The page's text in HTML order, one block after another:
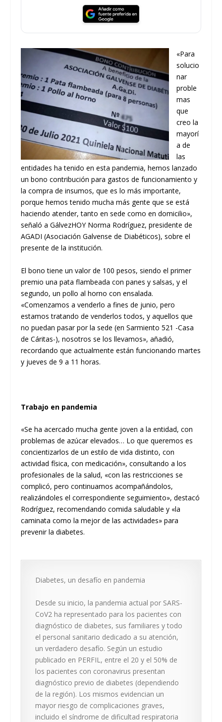
«Para
solucio
nar
proble
mas
que
creo la
mayorí
a de
las
entidades ha tenido en esta pandemia, hemos lanzado
un bono contribución para gastos de funcionamiento y
la compra de insumos, que es lo más importante,
porque hemos tenido mucha más gente que se está
haciendo atender, tanto en sede como en domicilio»,
señaló a GálvezHOY Norma Rodríguez, presidente de
AGADI (Asociación Galvense de Diabéticos), sobre el
presente de la institución.
El bono tiene un valor de 100 pesos, siendo el primer
premio una pata flambeada con panes y salsas, y el
segundo, un pollo al horno con ensalada.
«Comenzamos a venderlo a fines de junio, pero
estamos tratando de venderlos todos, y aquellos que
no puedan pasar por la sede (en Sarmiento 521 -Casa
de Cáritas-), nosotros se los llevamos», añadió,
recordando que actualmente están funcionando martes
y jueves de 9 a 11 horas.
Trabajo en pandemia
«Se ha acercado mucha gente joven a la entidad, con
problemas de azúcar elevados… Lo que queremos es
concientizarlos de un estilo de vida distinto, con
actividad física, con medicación», consultando a los
profesionales de la salud, «con las restricciones se
complicó, pero continuamos acompañándolos,
realizándoles el correspondiente seguimiento», destacó
Rodríguez, recomendando comida saludable y «la
caminata como la mejor de las actividades» para
prevenir la diabetes.
Diabetes, un desafío en pandemia
Desde su inicio, la pandemia actual por SARS-
CoV2 ha representado para los pacientes con
diagnóstico de diabetes, sus familiares y todo
el personal sanitario dedicado a su atención,
un verdadero desafío. Según un estudio
publicado en PERFIL, entre el 20 y el 50% de
los pacientes con coronavirus presentan
diagnóstico previo de diabetes (dependiendo
de la región). Los mismos evidencian un
mayor riesgo de complicaciones graves,
incluido el síndrome de dificultad respiratoria